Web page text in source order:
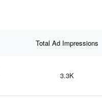
Total Ad Impressions
3.3K